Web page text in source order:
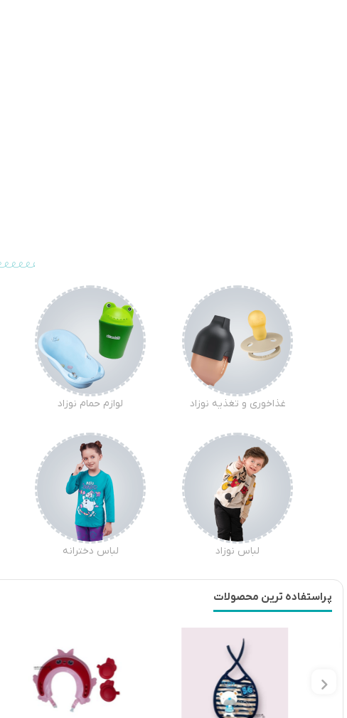
غذاخوری و تغذیه نوزاد لوازم حمام نوزاد
لباس نوزاد لباس دخترانه
پراستفاده ترین محصولات